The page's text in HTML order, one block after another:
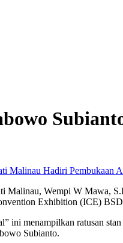
Malinau, Wempi W Mawa,
Exhibition (ICE)
ini menampilkan ratusan
Subianto.